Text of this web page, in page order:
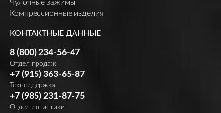
Чулочные зажимы
Компрессионные изделия
КОНТАКТНЫЕ ДАННЫЕ
8 (800) 234-56-47
Отдел продаж
+7 (915) 363-65-87
Техподдержка
+7 (985) 231-87-75
Отдел логистики